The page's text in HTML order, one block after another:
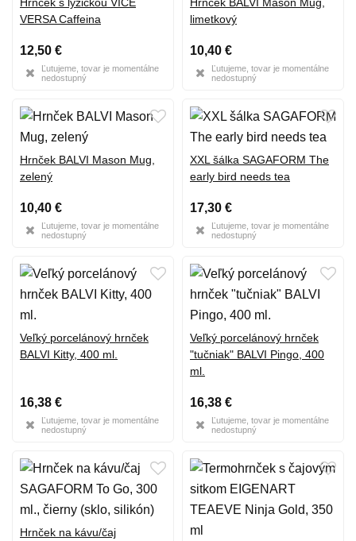
VERSA Caffeina
12,50 €
Ľutujeme, tovar je momentálne
nedostupný
limetkový
10,40 €
Ľutujeme, tovar je momentálne
nedostupný
Hrnček BALVI Mason Mug,
zelený
10,40 €
Ľutujeme, tovar je momentálne
nedostupný
XXL šálka SAGAFORM The
early bird needs tea
17,30 €
Ľutujeme, tovar je momentálne
nedostupný
Veľký porcelánový hrnček
BALVI Kitty, 400 ml.
16,38 €
Ľutujeme, tovar je momentálne
nedostupný
Veľký porcelánový hrnček
"tučniak" BALVI Pingo, 400
ml.
16,38 €
Ľutujeme, tovar je momentálne
nedostupný
Hrnček na kávu/čaj